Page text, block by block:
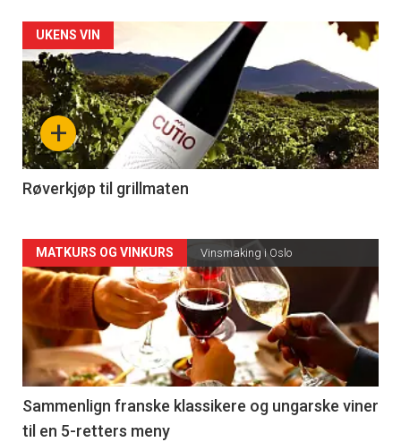
Forsiden
akkurat
nå
-
4
+
UKENS VIN
Røverkjøp til grillmaten
Forsiden
akkurat
nå
-
5
MATKURS OG VINKURS Vinsmaking i Oslo
Sammenlign franske klassikere og ungarske viner
til en 5-retters meny